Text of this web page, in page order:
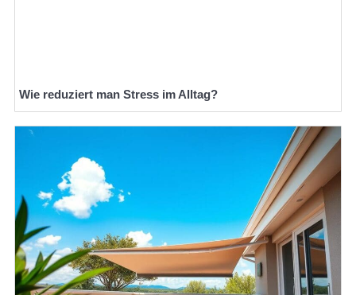
Wie reduziert man Stress im Alltag?